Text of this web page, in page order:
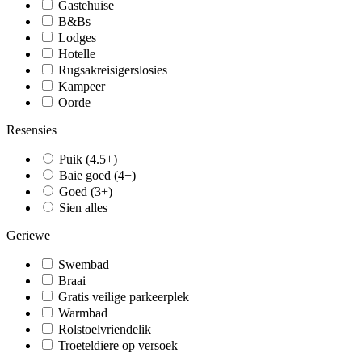
Gastehuise
B&Bs
Lodges
Hotelle
Rugsakreisigerslosies
Kampeer
Oorde
Resensies
Puik (4.5+)
Baie goed (4+)
Goed (3+)
Sien alles
Geriewe
Swembad
Braai
Gratis veilige parkeerplek
Warmbad
Rolstoelvriendelik
Troeteldiere op versoek